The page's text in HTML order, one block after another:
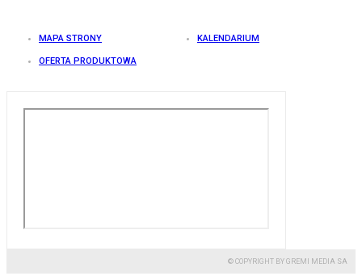
MAPA STRONY KALENDARIUM
OFERTA PRODUKTOWA
© COPYRIGHT BY GREMI MEDIA SA